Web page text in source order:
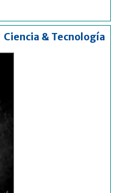
Ciencia & Tecnología